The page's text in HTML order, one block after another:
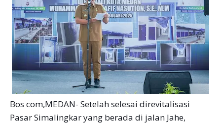
Bos com,MEDAN- Setelah selesai direvitalisasi
Pasar Simalingkar yang berada di jalan Jahe,